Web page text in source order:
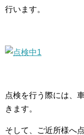
行います。
点検を行う際には、
きます。
そして、ご近所様へ